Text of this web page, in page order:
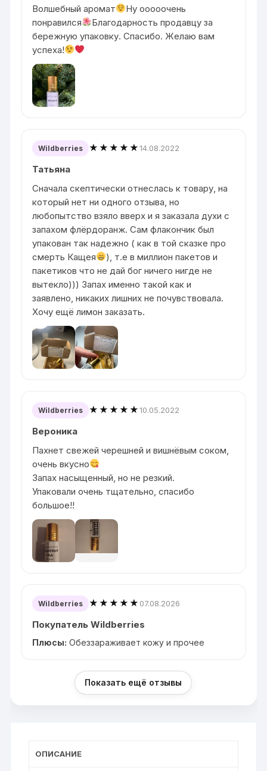
Волшебный аромат
Ну ооооочень
понравился
Благодарность продавцу за
бережную упаковку. Спасибо. Желаю вам
успеха!
Wildberries ★★★★★14.08.2022
Татьяна
Сначала скептически отнеслась к товару, на
который нет ни одного отзыва, но
любопытство взяло вверх и я заказала духи с
запахом флёрдоранж. Сам флакончик был
упакован так надежно ( как в той сказке про
смерть Кащея
), т.е в миллион пакетов и
пакетиков что не дай бог ничего нигде не
вытекло))) Запах именно такой как и
заявлено, никаких лишних не почувствовала.
Хочу ещё лимон заказать.
Wildberries ★★★★★10.05.2022
Вероника
Пахнет свежей черешней и вишнёвым соком,
очень вкусно
Запах насыщенный, но не резкий.
Упаковали очень тщательно, спасибо
большое!!
Wildberries ★★★★★ 07.08.2026
Покупатель Wildberries
Плюсы: Обеззараживает кожу и прочее
Показать ещё отзывы
ОПИСАНИЕ